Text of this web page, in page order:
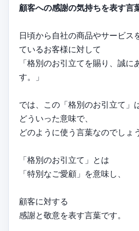
顧客への感謝の気持ちを表す言
日頃から自社の商品やサービス
ているお客様に対して
「格別のお引立てを賜り、誠に
す。」
では、この「格別のお引立て」
どういった意味で、
どのように使う言葉なのでしょ
「格別のお引立て」とは
「特別なご愛顧」を意味し、
顧客に対する
感謝と敬意を表す言葉です。